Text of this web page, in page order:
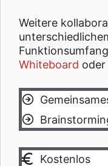
Weitere
Whiteboard oder
Kostenlos